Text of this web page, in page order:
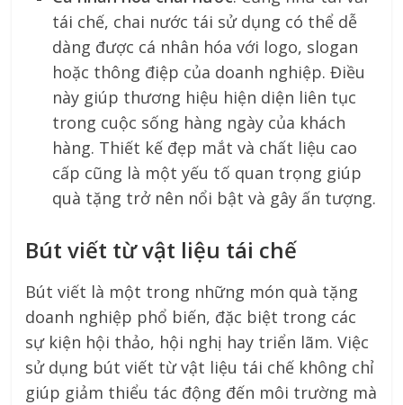
tái chế, chai nước tái sử dụng có thể dễ
dàng được cá nhân hóa với logo, slogan
hoặc thông điệp của doanh nghiệp. Điều
này giúp thương hiệu hiện diện liên tục
trong cuộc sống hàng ngày của khách
hàng. Thiết kế đẹp mắt và chất liệu cao
cấp cũng là một yếu tố quan trọng giúp
quà tặng trở nên nổi bật và gây ấn tượng.
Bút viết từ vật liệu tái chế
Bút viết là một trong những món quà tặng
doanh nghiệp phổ biến, đặc biệt trong các
sự kiện hội thảo, hội nghị hay triển lãm. Việc
sử dụng bút viết từ vật liệu tái chế không chỉ
giúp giảm thiểu tác động đến môi trường mà